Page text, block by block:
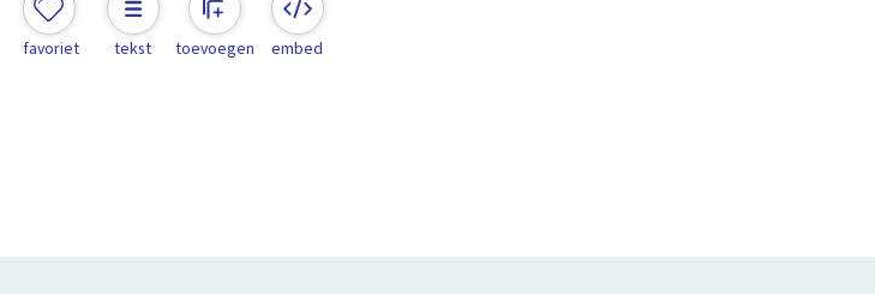
favoriet tekst toevoegen embed